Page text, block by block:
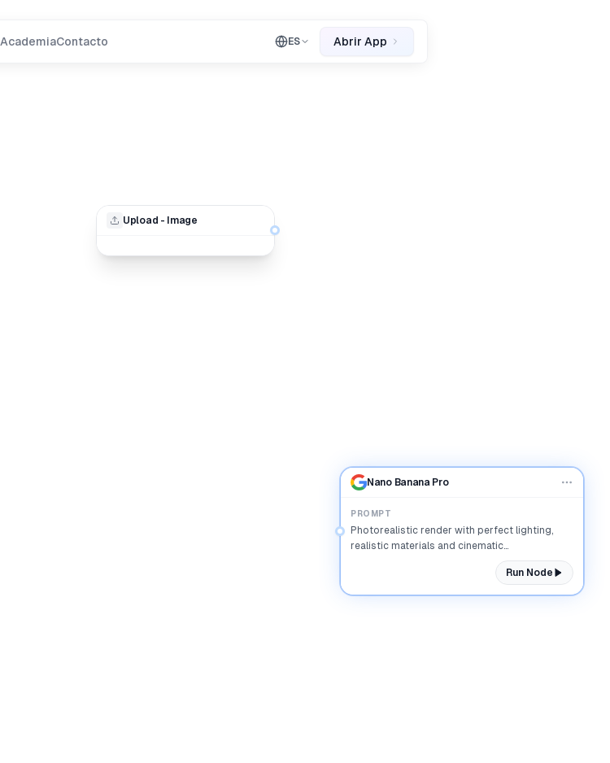
AcademiaContacto ES Abrir App
Upload - Image
Nano Banana Pro
PROMPT
Photorealistic render with perfect lighting,
realistic materials and cinematic
Run Node